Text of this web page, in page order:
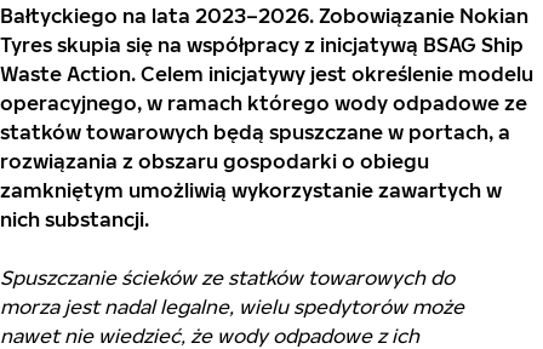
Bałtyckiego na lata 2023–2026. Zobowiązanie Nokian
Tyres skupia się na współpracy z inicjatywą BSAG Ship
Waste Action. Celem inicjatywy jest określenie modelu
operacyjnego, w ramach którego wody odpadowe ze
statków towarowych będą spuszczane w portach, a
rozwiązania z obszaru gospodarki o obiegu
zamkniętym umożliwią wykorzystanie zawartych w
nich substancji.
Spuszczanie ścieków ze statków towarowych do
morza jest nadal legalne, wielu spedytorów może
nawet nie wiedzieć, że wody odpadowe z ich